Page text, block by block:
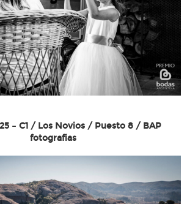
– C1 / Los Novios / Puesto 8 / BAP
fotografias